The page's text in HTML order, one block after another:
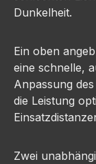
Dunkelheit.
Ein oben
eine schnelle,
Anpassung
die Leistung
Zwei